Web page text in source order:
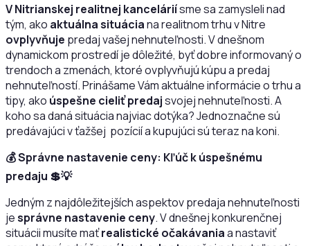
V Nitrianskej realitnej kanceláriísme sa zamysleli nad
tým, ako aktuálna situáciana realitnom trhu v Nitre
ovplyvňuje predaj vašej nehnuteľnosti. V dnešnom
dynamickom prostredí je dôležité, byť dobre informovaný o
trendoch a zmenách, ktoré ovplyvňujú kúpu a predaj
nehnuteľností. Prinášame Vám aktuálne informácie o trhu a
tipy, ako úspešne cieliť predajsvojej nehnuteľnosti. A
koho sa daná situácia najviac dotýka? Jednoznačne sú
predávajúci v ťažšej pozícií a kupujúci sú teraz na koni.
💰 Správne nastavenie ceny: Kľúč k úspešnému
predaju 💲💡
Jedným z najdôležitejších aspektov predaja nehnuteľnosti
jesprávne nastavenie ceny. V dnešnej konkurenčnej
situácii musíte maťrealistické očakávaniaa nastaviť